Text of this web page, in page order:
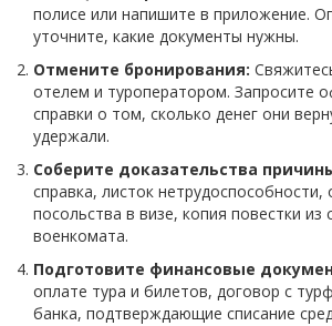
полисе или напишите в приложение.
уточните, какие документы нужны.
Отмените бронирования:
отелем и туроператором. Запросите
справки о том, сколько денег они
удержали.
Соберите доказательства
справка, листок
посольства в визе, копия повестки из
военкомата.
Подготовите финансовые
оплате тура и билетов, договор с
банка, подтверждающие списание